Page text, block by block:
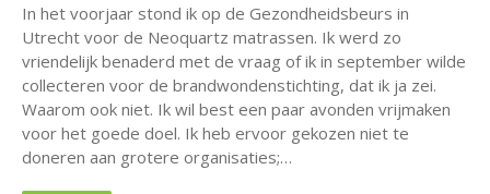
In het voorjaar stond ik op de Gezondheidsbeurs in
Utrecht voor de Neoquartz matrassen. Ik werd zo
vriendelijk benaderd met de vraag of ik in september wilde
collecteren voor de brandwondenstichting, dat ik ja zei.
Waarom ook niet. Ik wil best een paar avonden vrijmaken
voor het goede doel. Ik heb ervoor gekozen niet te
doneren aan grotere organisaties;…